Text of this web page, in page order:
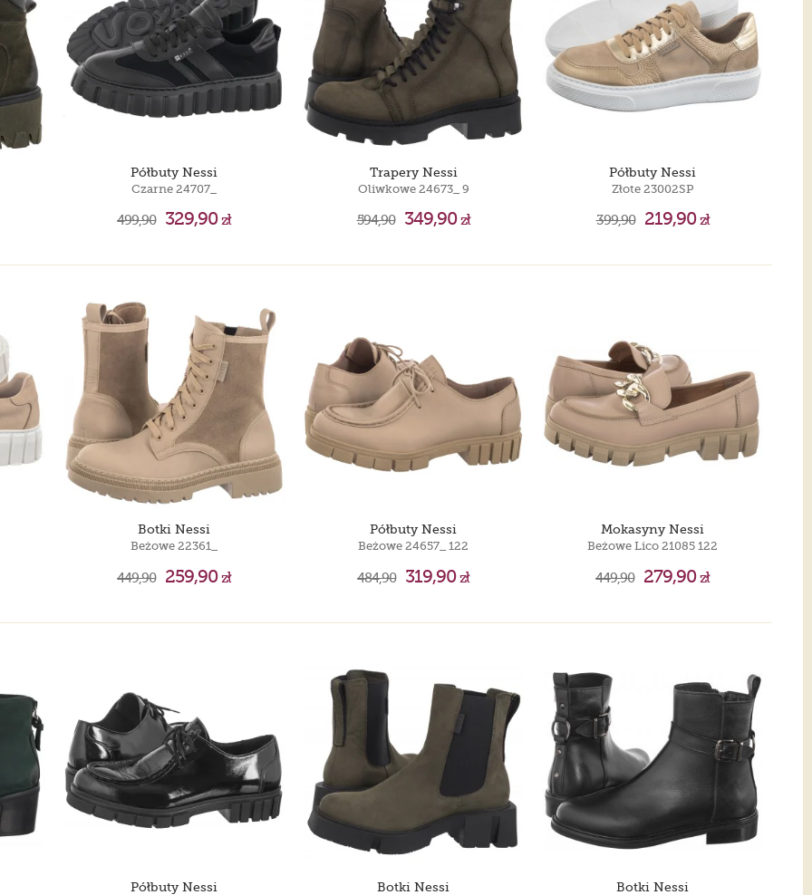
Półbuty Nessi
Czarne 24707_
499,90 329,90zł
Trapery Nessi
Oliwkowe 24673_ 9
594,90 349,90zł
Półbuty Nessi
Złote 23002SP
399,90 219,90zł
Botki Nessi
Beżowe 22361_
449,90 259,90zł
Półbuty Nessi
Beżowe 24657_ 122
484,90 319,90zł
Mokasyny Nessi
Beżowe Lico 21085 122
449,90 279,90zł
Półbuty Nessi Botki Nessi Botki Nessi